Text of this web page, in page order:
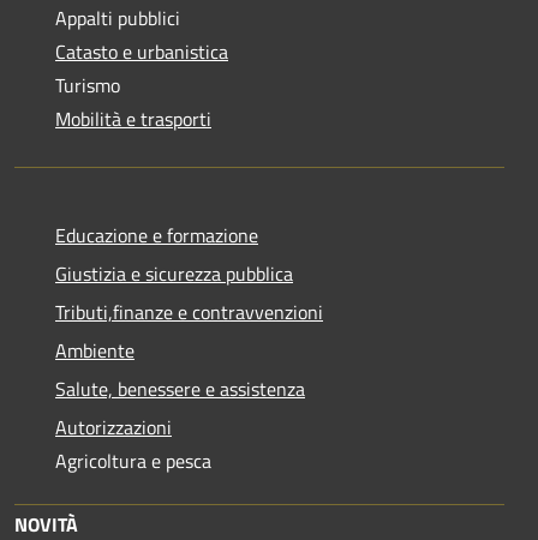
Appalti pubblici
Catasto e urbanistica
Turismo
Mobilità e trasporti
Educazione e formazione
Giustizia e sicurezza pubblica
Tributi,finanze e contravvenzioni
Ambiente
Salute, benessere e assistenza
Autorizzazioni
Agricoltura e pesca
NOVITÀ